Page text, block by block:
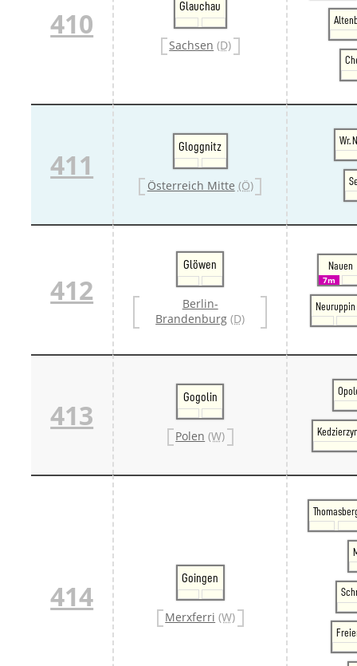
410
Glauchau
Sachsen (D)
411
Gloggnitz
Österreich Mitte (Ö)
Wr.
412
Glöwen
Berlin-
Brandenburg (D)
Nauen
7m
Neuruppin
413
Gogolin
Polen (W)
414
Goingen
Merxferri (W)